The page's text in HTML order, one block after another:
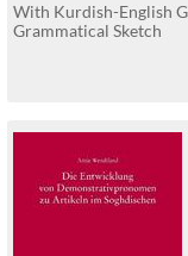
With Kurdish-English
Grammatical Sketch